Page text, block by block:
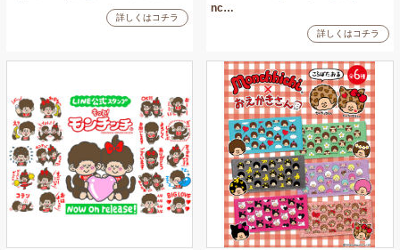
詳しくはコチラ
nc…
詳しくはコチラ